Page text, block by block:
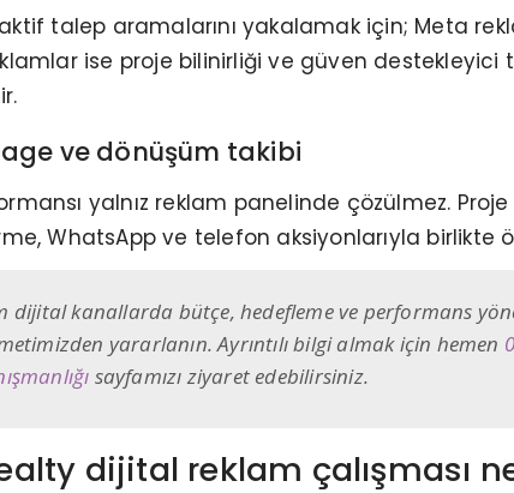
talep aramalarını yakalamak için; Meta
ise proje bilinirliği ve güven
ve dönüşüm takibi
yalnız reklam panelinde çözülmez.
WhatsApp ve telefon aksiyonlarıyla birlikte
dijital kanallarda bütçe, hedefleme ve performans
yararlanın. Ayrıntılı bilgi almak için hemen
sayfamızı ziyaret edebilirsiniz.
dijital reklam çalışması